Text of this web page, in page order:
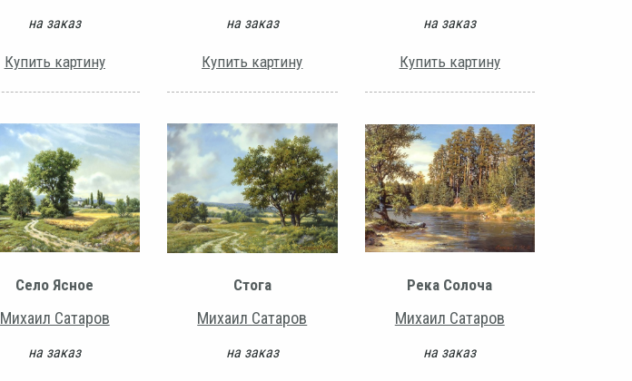
на заказ
Купить картину
на заказ
Купить картину
на заказ
Купить картину
Село Ясное
Михаил Сатаров
на заказ
Стога
Михаил Сатаров
на заказ
Река Солоча
Михаил Сатаров
на заказ